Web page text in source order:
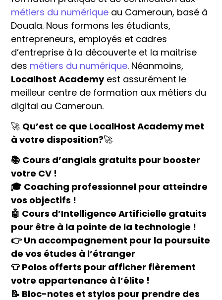
métiers du numérique au Cameroun, basé à
Douala. Nous formons les étudiants,
entrepreneurs, employés et cadres
d’entreprise à la découverte et la maitrise
des métiers du numérique. Néanmoins,
Localhost Academyest assurément le
meilleur centre de formation aux métiers du
digital au Cameroun.
🚀 Qu’est ce que LocalHost Academy met
à votre disposition?🚀
📚 Cours d’anglais gratuits pour booster
votre CV !
🎓 Coaching professionnel pour atteindre
vos objectifs !
🤖 Cours d’Intelligence Artificielle gratuits
pour être à la pointe de la technologie !
👉 Un accompagnement pour la poursuite
de vos études à l’étranger
👕 Polos offerts pour afficher fièrement
votre appartenance à l’élite !
📝 Bloc-notes et stylos pour prendre des